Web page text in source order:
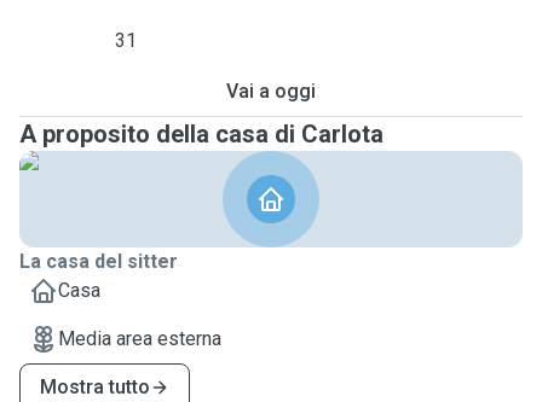
31
Vai a oggi
A proposito della casa di Carlota
La casa del sitter
Casa
Media area esterna
Mostra tutto